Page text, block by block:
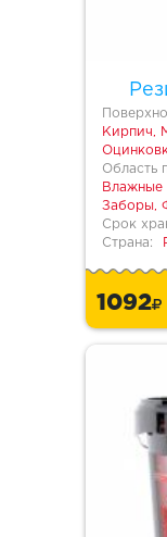
Кирпич,
Область
Влажные
Заборы,
Срок
Страна:
1092